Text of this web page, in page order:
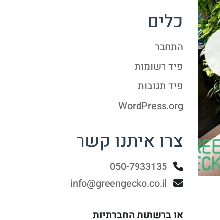
כלים
התחבר
פיד רשומות
פיד תגובות
WordPress.org
צרו איתנו קשר
050-7933135
info@greengecko.co.il
או ברשתות החברתיות